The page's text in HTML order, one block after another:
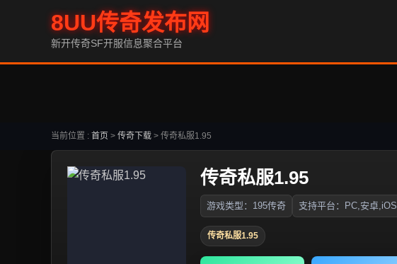
8UU传奇发布网
新开传奇SF开服信息聚合平台
当前位置 : 首页 > 传奇下载 > 传奇私服1.95
传奇私服1.95
游戏类型：195传奇 支持平台：PC,安卓,iOS
传奇私服1.95